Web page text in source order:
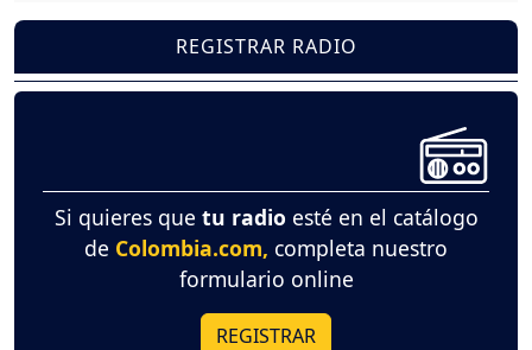
REGISTRAR RADIO
Si quieres que tu radio esté en el catálogo
de Colombia.com, completa nuestro
formulario online
REGISTRAR